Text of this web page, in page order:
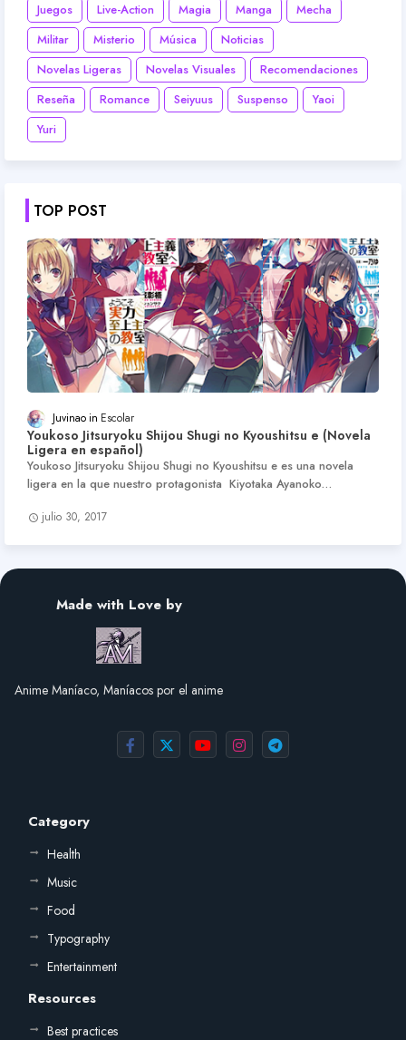
Juegos
Live-Action Magia Manga
Mecha
Militar
Misterio Música
Noticias
Novelas Ligeras
Novelas Visuales
Recomendaciones
Reseña
Romance Seiyuus Suspenso
Yaoi
Yuri
TOP POST
Juvinao Escolar
Youkoso Jitsuryoku Shijou Shugi no Kyoushitsu e (Novela
Ligera en español)
Youkoso Jitsuryoku Shijou Shugi no Kyoushitsu e es una novela
ligera en la que nuestro protagonista Kiyotaka Ayanoko…
julio 30, 2017
Made with Love by
Anime Maníaco, Maníacos por el anime
Category
Health
Music
Food
Typography
Entertainment
Resources
Best practices